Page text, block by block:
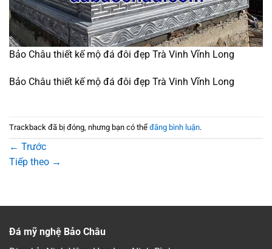
Bảo Châu thiết kế mộ đá đôi đẹp Trà Vinh Vĩnh Long
Bảo Châu thiết kế mộ đá đôi đẹp Trà Vinh Vĩnh Long
Trackback đã bị đóng, nhưng bạn có thể đăng bình luận.
← Trước
Tiếp theo →
Đá mỹ nghệ Bảo Châu